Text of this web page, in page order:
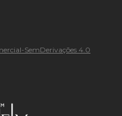
SemDerivações 4.0